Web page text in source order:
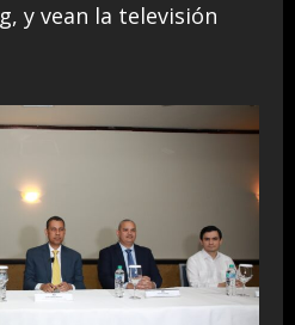
y vean la televisión